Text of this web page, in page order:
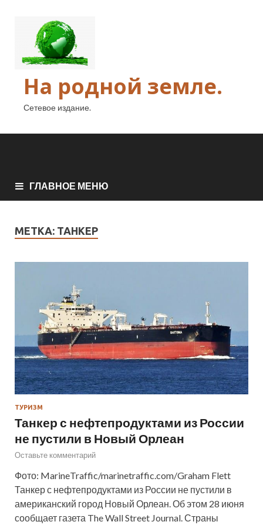
На родной земле.
Сетевое издание.
ГЛАВНОЕ МЕНЮ
МЕТКА: ТАНКЕР
ТУРИЗМ
Танкер с нефтепродуктами из России
не пустили в Новый Орлеан
Оставьте комментарий
Фото: MarineTraffic/marinetraffic.com/Graham Flett
Танкер с нефтепродуктами из России не пустили в
американский город Новый Орлеан. Об этом 28 июня
сообщает газета The Wall Street Journal. Страны